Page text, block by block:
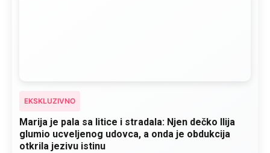
EKSKLUZIVNO
Marija je pala sa litice i stradala: Njen dečko Ilija
glumio ucveljenog udovca, a onda je obdukcija
otkrila jezivu istinu